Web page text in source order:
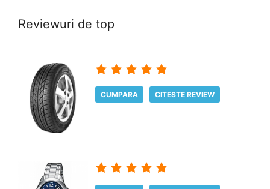
Reviewuri de top
CUMPARA CITESTE REVIEW